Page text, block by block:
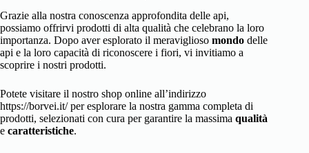
Grazie alla nostra conoscenza approfondita delle api,
possiamo offrirvi prodotti di alta qualità che celebrano la loro
importanza. Dopo aver esplorato il meraviglioso mondo delle
api e la loro capacità di riconoscere i fiori, vi invitiamo a
scoprire i nostri prodotti.
Potete visitare il nostro shop online all’indirizzo
https://borvei.it/ per esplorare la nostra gamma completa di
prodotti, selezionati con cura per garantire la massima qualità
e caratteristiche.